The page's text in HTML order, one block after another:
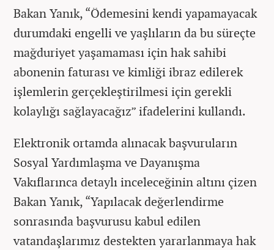
Bakan Yanık, “Ödemesini kendi yapamayacak
durumdaki engelli ve yaşlıların da bu süreçte
mağduriyet yaşamaması için hak sahibi
abonenin faturası ve kimliği ibraz edilerek
işlemlerin gerçekleştirilmesi için gerekli
kolaylığı sağlayacağız” ifadelerini kullandı.
Elektronik ortamda alınacak başvuruların
Sosyal Yardımlaşma ve Dayanışma
Vakıflarınca detaylı inceleceğinin altını çizen
Bakan Yanık, “Yapılacak değerlendirme
sonrasında başvurusu kabul edilen
vatandaşlarımız destekten yararlanmaya hak